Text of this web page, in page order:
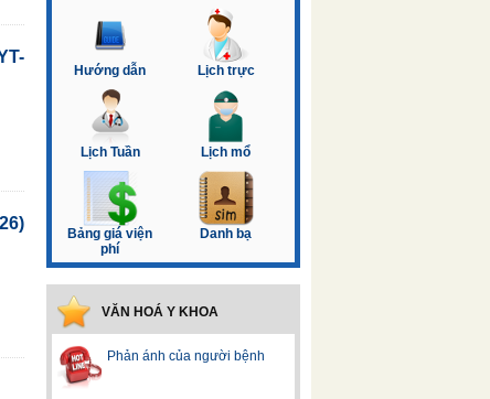
Hướng dẫn Lịch trực
Lịch Tuần Lịch mổ
Bảng giá viện
phí
Danh bạ
VĂN HOÁ Y KHOA
Phản ánh của người bệnh